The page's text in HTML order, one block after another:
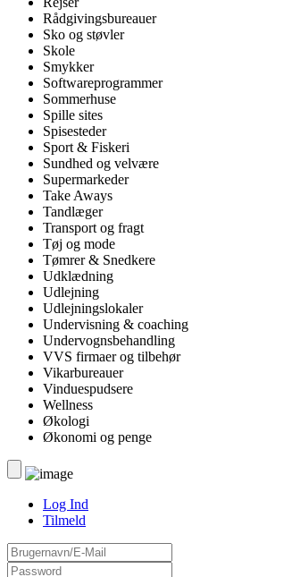
Rådgivingsbureauer
Sko og støvler
Skole
Smykker
Softwareprogrammer
Sommerhuse
Spille sites
Spisesteder
Sport & Fiskeri
Sundhed og velvære
Supermarkeder
Take Aways
Tandlæger
Transport og fragt
Tøj og mode
Tømrer & Snedkere
Udklædning
Udlejning
Udlejningslokaler
Undervisning & coaching
Undervognsbehandling
VVS firmaer og tilbehør
Vikarbureauer
Vinduespudsere
Wellness
Økologi
Økonomi og penge
Log Ind
Tilmeld